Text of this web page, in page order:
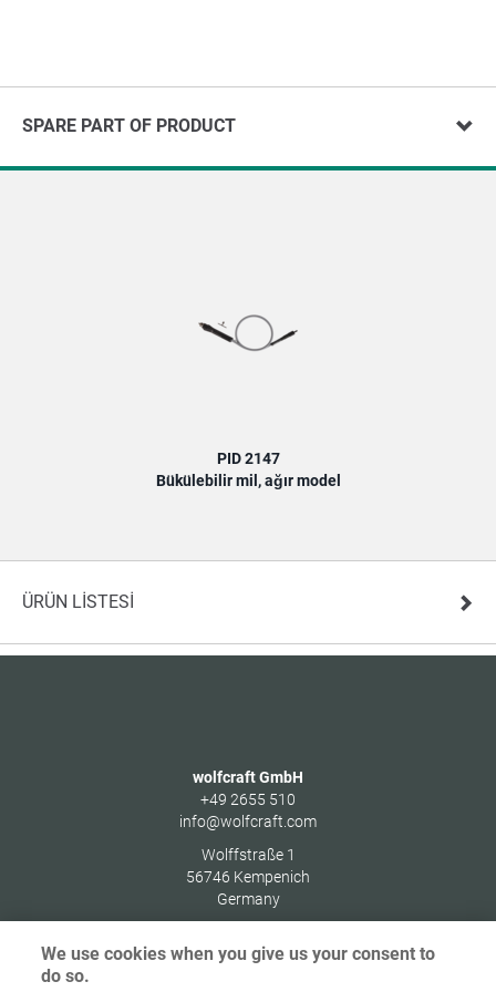
SPARE PART OF PRODUCT
PID 2147
Bükülebilir mil, ağır model
ÜRÜN LISTESI
wolfcraft GmbH
+49 2655 510
info@wolfcraft.com
Wolffstraße 1
56746 Kempenich
Germany
We use cookies when you give us your consent to
do so.